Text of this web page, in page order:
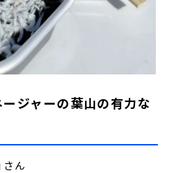
ジャーの葉山の有力な
さん